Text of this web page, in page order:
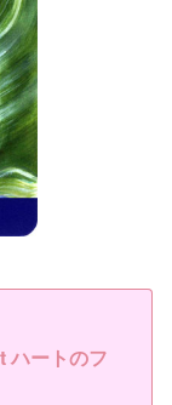
ートのフ